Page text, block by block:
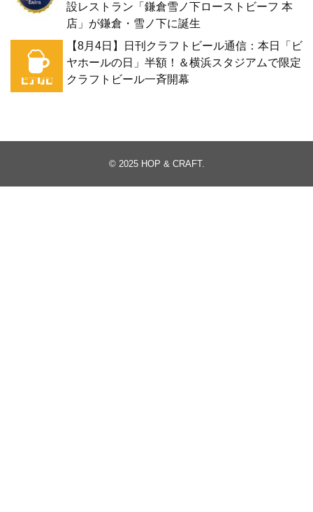
設レストラン「鎌倉雪ノ下ローストビーフ 本
店」が鎌倉・雪ノ下に誕生
【8月4日】日刊クラフトビール通信：本日「ビ
ヤホールの日」半額！＆横浜スタジアムで限定
クラフトビール一斉開幕
© 2025 HOP & CRAFT.